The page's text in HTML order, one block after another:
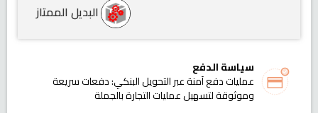
البديل الممتاز
سياسة الدفع
عمليات دفع آمنة عبر التحويل البنكي: دفعات سريعة
وموثوقة لتسهيل عمليات التجارة بالجملة